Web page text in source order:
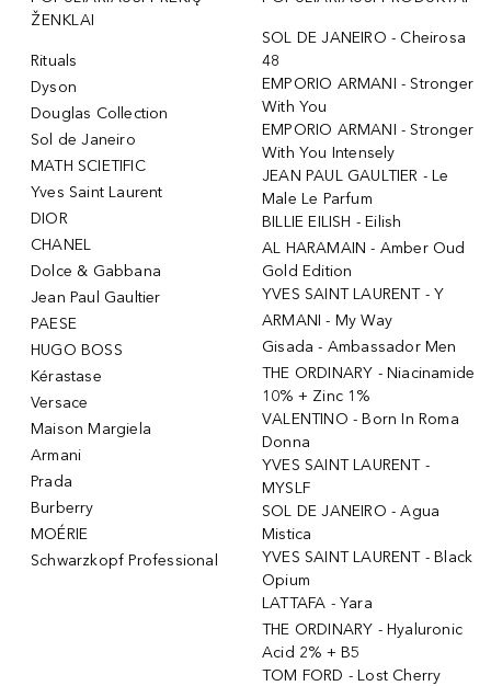
ŽENKLAI
Rituals
Dyson
Douglas Collection
Sol de Janeiro
MATH SCIETIFIC
Yves Saint Laurent
DIOR
CHANEL
Dolce & Gabbana
Jean Paul Gaultier
PAESE
HUGO BOSS
Kérastase
Versace
Maison Margiela
Armani
Prada
Burberry
MOÉRIE
Schwarzkopf Professional
SOL DE JANEIRO - Cheirosa
48
EMPORIO ARMANI - Stronger
With You
EMPORIO ARMANI - Stronger
With You Intensely
JEAN PAUL GAULTIER - Le
Male Le Parfum
BILLIE EILISH - Eilish
AL HARAMAIN - Amber Oud
Gold Edition
YVES SAINT LAURENT - Y
ARMANI - My Way
Gisada - Ambassador Men
THE ORDINARY - Niacinamide
10% + Zinc 1%
VALENTINO - Born In Roma
Donna
YVES SAINT LAURENT -
MYSLF
SOL DE JANEIRO - Agua
Mistica
YVES SAINT LAURENT - Black
Opium
LATTAFA - Yara
THE ORDINARY - Hyaluronic
Acid 2% + B5
TOM FORD - Lost Cherry